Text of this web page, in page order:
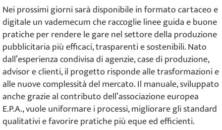
Nei prossimi giorni sarà disponibile in formato cartaceo e
digitale un vademecum che raccoglie linee guida e buone
pratiche per rendere le gare nel settore della produzione
pubblicitaria più efficaci, trasparenti e sostenibili. Nato
dall’esperienza condivisa di agenzie, case di produzione,
advisor e clienti, il progetto risponde alle trasformazioni e
alle nuove complessità del mercato. Il manuale, sviluppato
anche grazie al contributo dell’associazione europea
E.P.A., vuole uniformare i processi, migliorare gli standard
qualitativi e favorire pratiche più eque ed efficienti.